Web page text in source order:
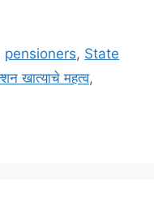
pensioners, State
खात्याचे महत्व,